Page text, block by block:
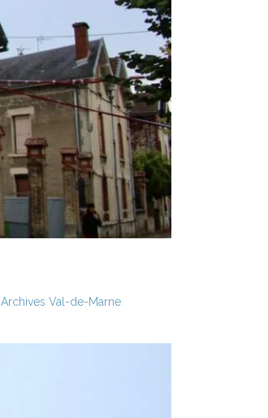
Archives Val-de-Marne